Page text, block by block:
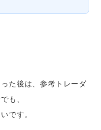
た後は、参考トレーダ
も、
です。